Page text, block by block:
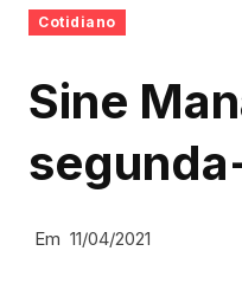
Cotidiano
Sine
Em 11/04/2021